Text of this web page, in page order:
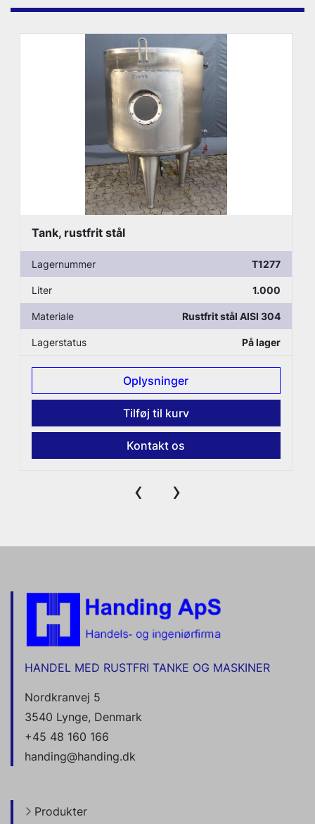
Tank, rustfrit stål
Lagernummer T1277
Liter 1.000
Materiale Rustfrit stål AISI 304
Lagerstatus På lager
Oplysninger
Tilføj til kurv
Kontakt os
‹ ›
HANDEL MED RUSTFRI TANKE OG MASKINER
Nordkranvej 5
3540 Lynge, Denmark
+45 48 160 166
handing@handing.dk
Produkter